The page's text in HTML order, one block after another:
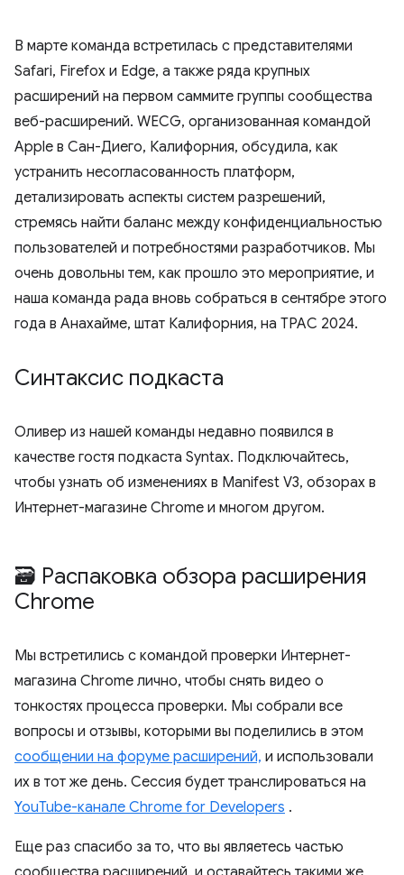
В марте команда встретилась с представителями
Safari, Firefox и Edge, а также ряда крупных
расширений на первом саммите группы сообщества
веб-расширений. WECG, организованная командой
Apple в Сан-Диего, Калифорния, обсудила, как
устранить несогласованность платформ,
детализировать аспекты систем разрешений,
стремясь найти баланс между конфиденциальностью
пользователей и потребностями разработчиков. Мы
очень довольны тем, как прошло это мероприятие, и
наша команда рада вновь собраться в сентябре этого
года в Анахайме, штат Калифорния, на TPAC 2024.
Синтаксис подкаста
Оливер из нашей команды недавно появился в
качестве гостя подкаста Syntax. Подключайтесь,
чтобы узнать об изменениях в Manifest V3, обзорах в
Интернет-магазине Chrome и многом другом.
🗃️ Распаковка обзора расширения
Chrome
Мы встретились с командой проверки Интернет-
магазина Chrome лично, чтобы снять видео о
тонкостях процесса проверки. Мы собрали все
вопросы и отзывы, которыми вы поделились в этом
сообщении на форуме расширений, и использовали
их в тот же день. Сессия будет транслироваться на
YouTube-канале Chrome for Developers .
Еще раз спасибо за то, что вы являетесь частью